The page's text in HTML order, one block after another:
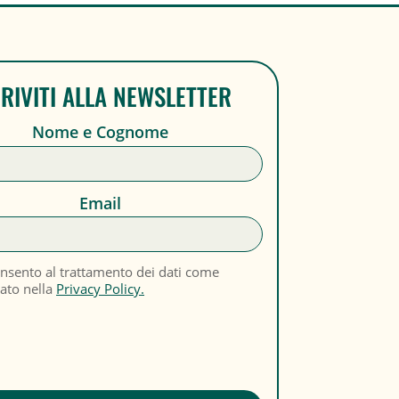
ALLA NEWSLETTER
Nome e Cognome
Email
al trattamento dei dati come
nella Privacy Policy.